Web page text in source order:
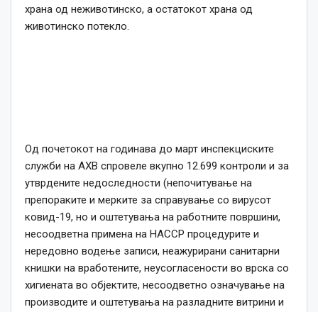
храна од неживотинско, а остатокот храна од
животинско потекло.
Од почетокот на годинава до март инспекциските
служби на АХВ спровеле вкупно 12.699 контроли и за
утврдените недоследности (непочитување на
препораките и мерките за справување со вирусот
ковид-19, но и оштетувања на работните површини,
несоодветна примена на HACCP процедурите и
нередовно водење записи, неажурирани санитарни
книшки на вработените, неусогласености во врска со
хигиената во објектите, несоодветно означување на
производите и оштетувања на разладните витрини и